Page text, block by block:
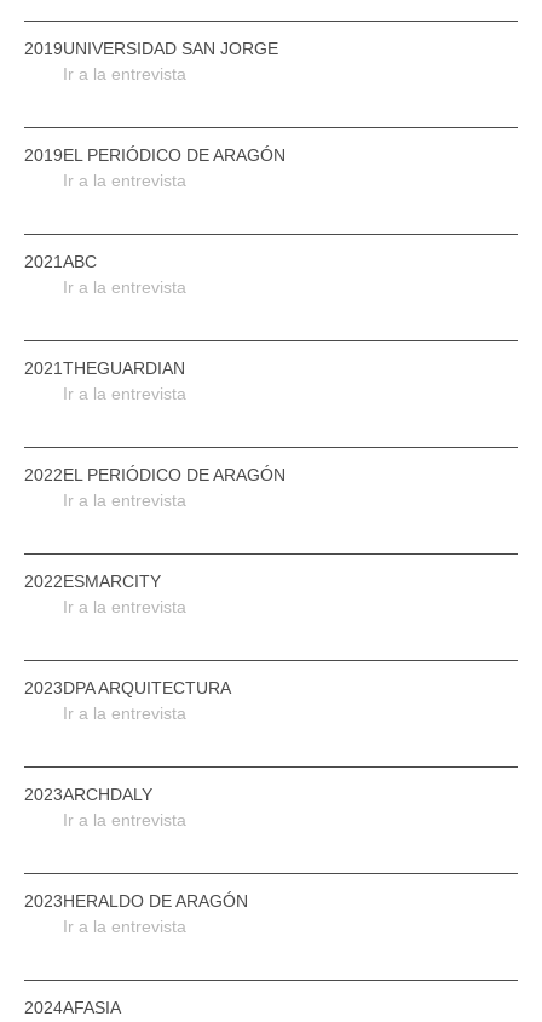
2019UNIVERSIDAD SAN JORGE
Ir a la entrevista
2019EL PERIÓDICO DE ARAGÓN
Ir a la entrevista
2021ABC
Ir a la entrevista
2021THEGUARDIAN
Ir a la entrevista
2022EL PERIÓDICO DE ARAGÓN
Ir a la entrevista
2022ESMARCITY
Ir a la entrevista
2023DPA ARQUITECTURA
Ir a la entrevista
2023ARCHDALY
Ir a la entrevista
2023HERALDO DE ARAGÓN
Ir a la entrevista
2024AFASIA